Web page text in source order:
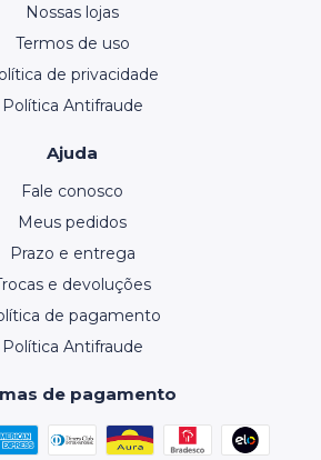
Nossas lojas
Termos de uso
de privacidade
Política Antifraude
Ajuda
Fale conosco
Meus pedidos
Prazo e entrega
e devoluções
de pagamento
Política Antifraude
de pagamento